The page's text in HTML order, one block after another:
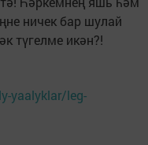
ничек бар шулай
түгелме икән?!
yaalyklar/leg-